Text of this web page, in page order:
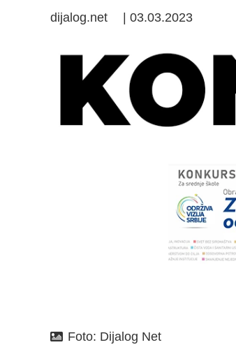
dijalog.net 03.03.2023
Foto: Dijalog Net